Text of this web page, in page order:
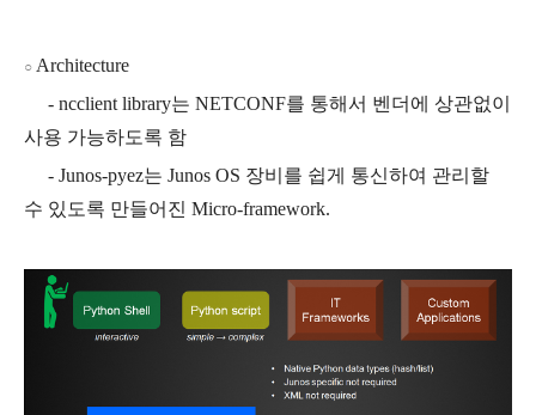
○ Architecture
- ncclient library는 NETCONF를 통해서 벤더에 상관없이
사용 가능하도록 함
- Junos-pyez는 Junos OS 장비를 쉽게 통신하여 관리할
수 있도록 만들어진 Micro-framework.